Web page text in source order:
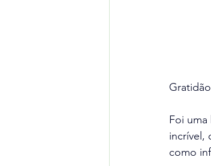
Foi
incrível,
como